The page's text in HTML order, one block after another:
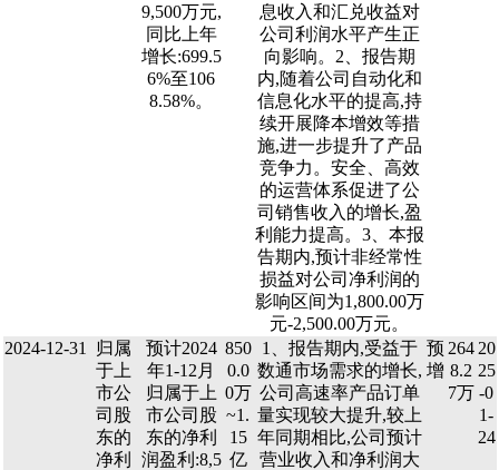
9,500万元,
同比上年
增长:699.5
6%至106
8.58%。
息收入和汇兑收益对
公司利润水平产生正
向影响。2、报告期
内,随着公司自动化和
信息化水平的提高,持
续开展降本增效等措
施,进一步提升了产品
竞争力。安全、高效
的运营体系促进了公
司销售收入的增长,盈
利能力提高。3、本报
告期内,预计非经常性
损益对公司净利润的
影响区间为1,800.00万
元-2,500.00万元。
2024-12-31
归属
于上
市公
司股
东的
净利
预计2024
年1-12月
归属于上
市公司股
东的净利
润盈利:8,5
850
0.0
0万
~1.
15
亿
1、报告期内,受益于
数通市场需求的增长,
公司高速率产品订单
量实现较大提升,较上
年同期相比,公司预计
营业收入和净利润大
预
增
264
8.2
7万
20
25
-0
1-
24